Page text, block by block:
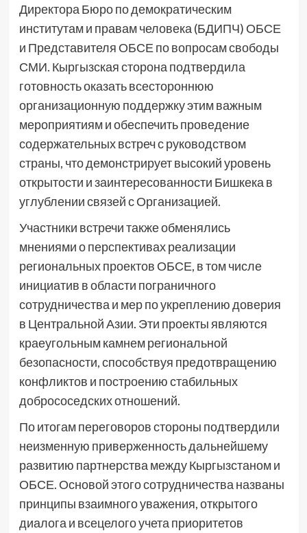
Директора Бюро по демократическим
институтам и правам человека (БДИПЧ) ОБСЕ
и Представителя ОБСЕ по вопросам свободы
СМИ. Кыргызская сторона подтвердила
готовность оказать всестороннюю
организационную поддержку этим важным
мероприятиям и обеспечить проведение
содержательных встреч с руководством
страны, что демонстрирует высокий уровень
открытости и заинтересованности Бишкека в
углублении связей с Организацией.
Участники встречи также обменялись
мнениями о перспективах реализации
региональных проектов ОБСЕ, в том числе
инициатив в области пограничного
сотрудничества и мер по укреплению доверия
в Центральной Азии. Эти проекты являются
краеугольным камнем региональной
безопасности, способствуя предотвращению
конфликтов и построению стабильных
добрососедских отношений.
По итогам переговоров стороны подтвердили
неизменную приверженность дальнейшему
развитию партнерства между Кыргызстаном и
ОБСЕ. Основой этого сотрудничества названы
принципы взаимного уважения, открытого
диалога и всецелого учета приоритетов